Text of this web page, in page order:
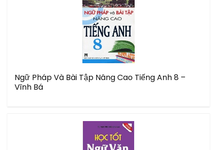
Ngữ Pháp Và Bài Tập Nâng Cao Tiếng Anh 8 –
Vĩnh Bá